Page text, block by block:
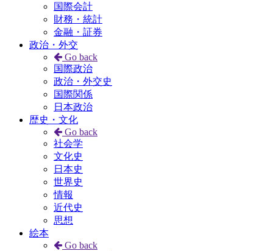
国際会計
財務・統計
金融・証券
政治・外交
Go back
国際政治
政治・外交史
国際関係
日本政治
歴史・文化
Go back
社会学
文化史
日本史
世界史
情報
近代史
思想
絵本
Go back